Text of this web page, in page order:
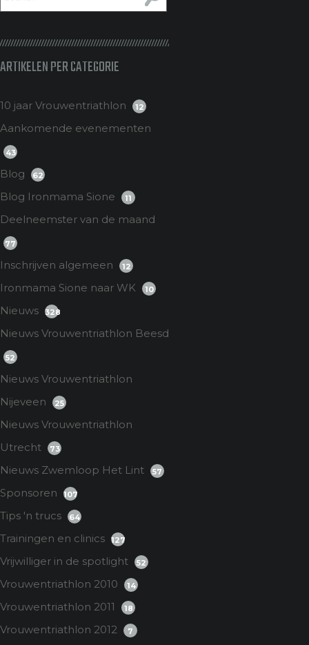
ARTIKELEN PER CATEGORIE
10 jaar Vrouwentriathlon 12
Aankomende evenementen
43
Blog 62
Blog Ironmama Sione 11
Deelneemster van de maand
77
Inschrijven algemeen 12
Ironmama Sione naar WK 10
Nieuws 328
Nieuws Vrouwentriathlon Beesd
52
Nieuws Vrouwentriathlon
Nijeveen
25
Nieuws Vrouwentriathlon
Utrecht
73
Nieuws Zwemloop Het Lint 57
Sponsoren 107
Tips 'n trucs 64
Trainingen en clinics 127
Vrijwilliger in de spotlight 52
Vrouwentriathlon 2010 14
Vrouwentriathlon 2011 18
Vrouwentriathlon 2012 7